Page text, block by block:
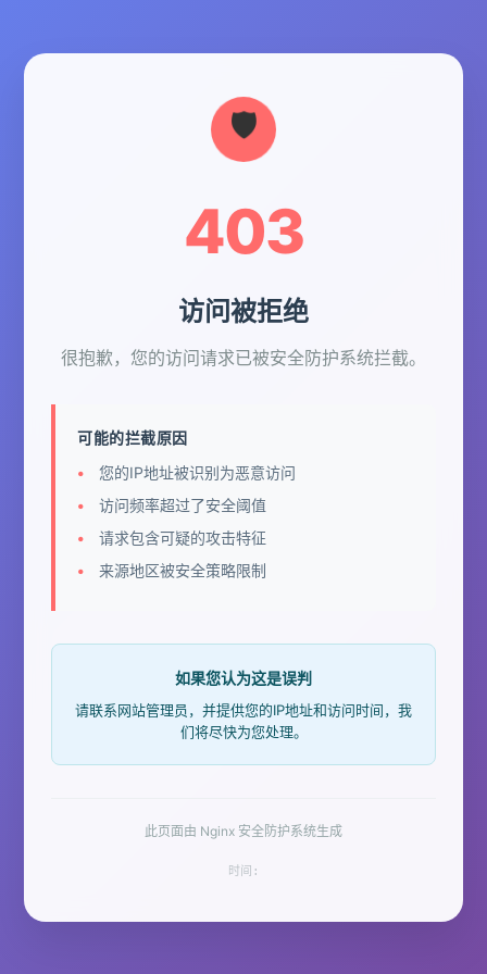
403
访问被拒绝
很抱歉，您的访问请求已被安全防护系统拦截。
可能的拦截原因
您的IP地址被识别为恶意访问
访问频率超过了安全阈值
请求包含可疑的攻击特征
来源地区被安全策略限制
如果您认为这是误判
请联系网站管理员，并提供您的IP地址和访问时间，我
们将尽快为您处理。
此页面由 Nginx 安全防护系统生成
时间: